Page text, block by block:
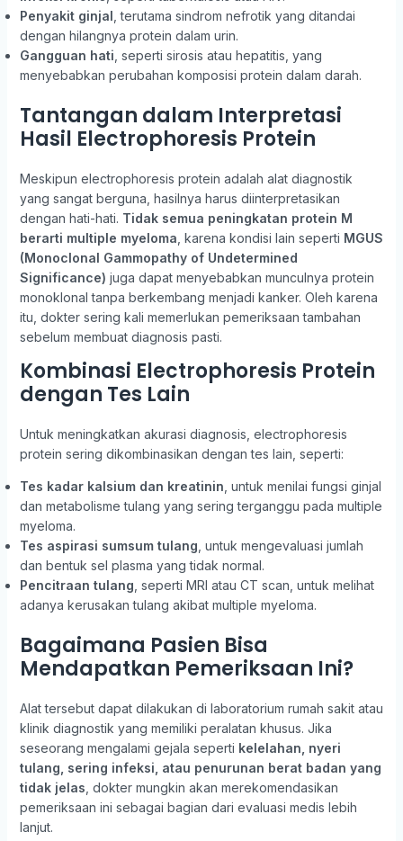
Penyakit ginjal , terutama sindrom nefrotik yang ditandai
dengan hilangnya protein dalam urin.
Gangguan hati , seperti sirosis atau hepatitis, yang
menyebabkan perubahan komposisi protein dalam darah.
Tantangan dalam Interpretasi
Hasil Electrophoresis Protein
Meskipun electrophoresis protein adalah alat diagnostik
yang sangat berguna, hasilnya harus diinterpretasikan
dengan hati-hati. Tidak semua peningkatan protein M
berarti multiple myeloma , karena kondisi lain seperti MGUS
(Monoclonal Gammopathy of Undetermined
Significance) juga dapat menyebabkan munculnya protein
monoklonal tanpa berkembang menjadi kanker. Oleh karena
itu, dokter sering kali memerlukan pemeriksaan tambahan
sebelum membuat diagnosis pasti.
Kombinasi Electrophoresis Protein
dengan Tes Lain
Untuk meningkatkan akurasi diagnosis, electrophoresis
protein sering dikombinasikan dengan tes lain, seperti:
Tes kadar kalsium dan kreatinin , untuk menilai fungsi ginjal
dan metabolisme tulang yang sering terganggu pada multiple
myeloma.
Tes aspirasi sumsum tulang , untuk mengevaluasi jumlah
dan bentuk sel plasma yang tidak normal.
Pencitraan tulang , seperti MRI atau CT scan, untuk melihat
adanya kerusakan tulang akibat multiple myeloma.
Bagaimana Pasien Bisa
Mendapatkan Pemeriksaan Ini?
Alat tersebut dapat dilakukan di laboratorium rumah sakit atau
klinik diagnostik yang memiliki peralatan khusus. Jika
seseorang mengalami gejala seperti kelelahan, nyeri
tulang, sering infeksi, atau penurunan berat badan yang
tidak jelas , dokter mungkin akan merekomendasikan
pemeriksaan ini sebagai bagian dari evaluasi medis lebih
lanjut.